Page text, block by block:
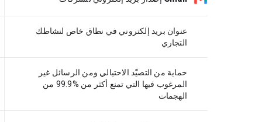
عنوان بريد إلكتروني في نطاق خاص لنشاطك
التجاري
حماية من التصيّد الاحتيالي ومن الرسائل غير
المرغوب فيها التي تمنع أكثر من %99.9 من
الهجمات